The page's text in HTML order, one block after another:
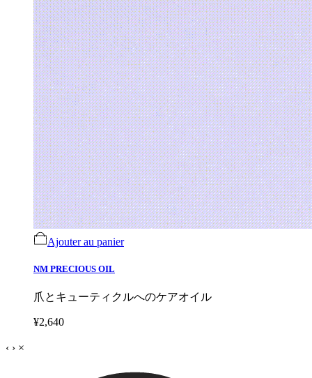
Ajouter au panier
NM PRECIOUS OIL
爪とキューティクルへのケアオイル
¥2,640
‹ › ×